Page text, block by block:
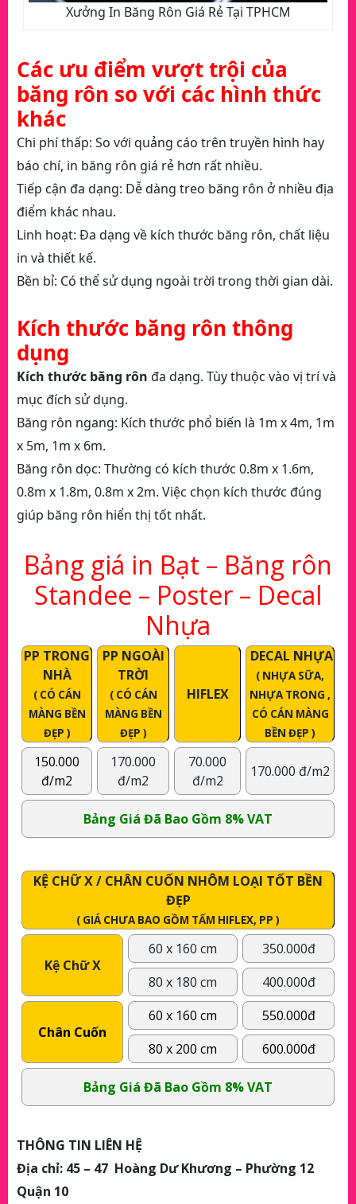
Xưởng In Băng Rôn Giá Rẻ Tại TPHCM
Các ưu điểm vượt trội của
băng rôn so với các hình thức
khác
Chi phí thấp: So với quảng cáo trên truyền hình hay
báo chí, in băng rôn giá rẻ hơn rất nhiều.
Tiếp cận đa dạng: Dễ dàng treo băng rôn ở nhiều địa
điểm khác nhau.
Linh hoạt: Đa dạng về kích thước băng rôn, chất liệu
in và thiết kế.
Bền bỉ: Có thể sử dụng ngoài trời trong thời gian dài.
Kích thước băng rôn thông
dụng
Kích thước băng rôn đa dạng. Tùy thuộc vào vị trí và
mục đích sử dụng.
Băng rôn ngang: Kích thước phổ biến là 1m x 4m, 1m
x 5m, 1m x 6m.
Băng rôn dọc: Thường có kích thước 0.8m x 1.6m,
0.8m x 1.8m, 0.8m x 2m. Việc chọn kích thước đúng
giúp băng rôn hiển thị tốt nhất.
Bảng giá in Bạt – Băng rôn
Standee – Poster – Decal
Nhựa
PP TRONG
NHÀ
( CÓ CÁN
MÀNG BỀN
ĐẸP )
PP NGOÀI
TRỜI
( CÓ CÁN
MÀNG BỀN
ĐẸP )
HIFLEX
DECAL NHỰA
( NHỰA SỮA,
NHỰA TRONG ,
CÓ CÁN MÀNG
BỀN ĐẸP )
150.000
đ/m2
170.000
đ/m2
70.000
đ/m2
170.000 đ/m2
Bảng Giá Đã Bao Gồm 8% VAT
KỆ CHỮ X / CHÂN CUỐN NHÔM LOẠI TỐT BỀN
ĐẸP
( GIÁ CHƯA BAO GỒM TẤM HIFLEX, PP )
Kệ Chữ X
60 x 160 cm
350.000đ
80 x 180 cm
400.000đ
Chân Cuốn
60 x 160 cm
550.000đ
80 x 200 cm
600.000đ
Bảng Giá Đã Bao Gồm 8% VAT
THÔNG TIN LIÊN HỆ
Địa chỉ: 45 – 47 Hoàng Dư Khương – Phường 12
Quận 10